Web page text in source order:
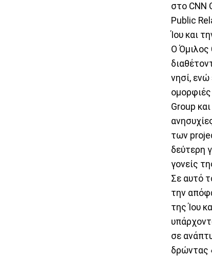
στο CNN
Public
Ίου και
Ο Όμιλος
νησί, ενώ
Group
των
δεύτερη
γονείς
Σε αυτό
την
της Ίου
σε
δρώντας